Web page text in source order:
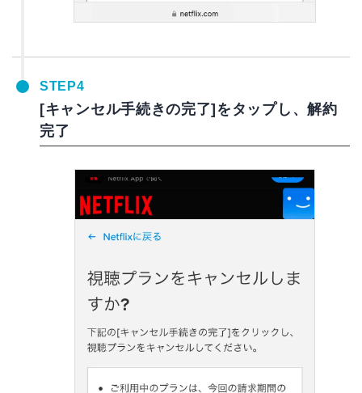
STEP4
[キャンセル手続きの完了]をタップし、解約
完了